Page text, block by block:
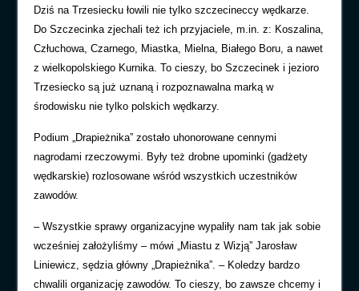
Dziś na Trzesiecku łowili nie tylko szczecineccy wędkarze.
Do Szczecinka zjechali też ich przyjaciele, m.in. z: Koszalina,
Człuchowa, Czarnego, Miastka, Mielna, Białego Boru, a nawet
z wielkopolskiego Kurnika. To cieszy, bo Szczecinek i jezioro
Trzesiecko są już uznaną i rozpoznawalna marką w
środowisku nie tylko polskich wędkarzy.
Podium „Drapieżnika” zostało uhonorowane cennymi
nagrodami rzeczowymi. Były też drobne upominki (gadżety
wędkarskie) rozlosowane wśród wszystkich uczestników
zawodów.
– Wszystkie sprawy organizacyjne wypaliły nam tak jak sobie
wcześniej założyliśmy – mówi „Miastu z Wizją” Jarosław
Liniewicz, sędzia główny „Drapieżnika”. – Koledzy bardzo
chwalili organizację zawodów. To cieszy, bo zawsze chcemy i